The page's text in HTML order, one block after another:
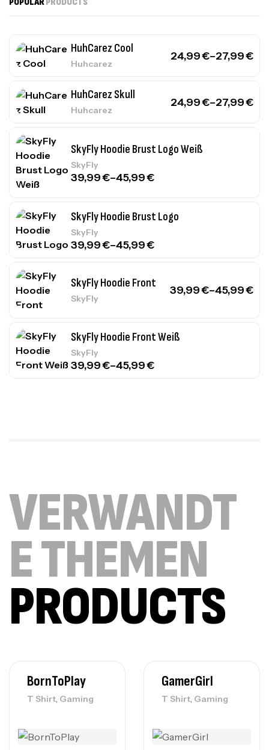
HuhCarez Cool
Huhcarez
24,99€–27,99€
HuhCarez Skull
Huhcarez
24,99€–27,99€
SkyFly Hoodie Brust Logo Weiß
SkyFly
39,99€–45,99€
SkyFly Hoodie Brust Logo
SkyFly
39,99€–45,99€
SkyFly Hoodie Front
SkyFly
39,99€–45,99€
SkyFly Hoodie Front Weiß
SkyFly
39,99€–45,99€
VERWANDT
E THEMEN
PRODUCTS
BornToPlay
T Shirt, Gaming
GamerGirl
T Shirt, Gaming